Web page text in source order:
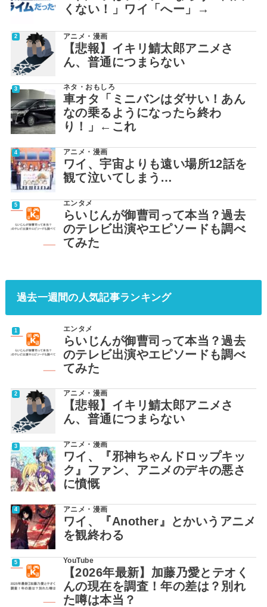
くない！」ワイ「へー」→
アニメ・漫画
【悲報】イキリ鯖太郎アニメさ
ん、普通につまらない
ネタ・おもしろ
車オタ「ミニバンはダサい！あん
なの乗るようになったら終わ
り！」←これ
アニメ・漫画
ワイ、宇宙よりも遠い場所12話を
観て泣いてしまう…
エンタメ
らいじんが御曹司って本当？過去
のテレビ出演やエピソードも調べ
てみた
過去一週間の人気記事ランキング
エンタメ
らいじんが御曹司って本当？過去
のテレビ出演やエピソードも調べ
てみた
アニメ・漫画
【悲報】イキリ鯖太郎アニメさ
ん、普通につまらない
アニメ・漫画
ワイ、『邪神ちゃんドロップキッ
ク』ファン、アニメのデキの悪さ
に憤慨
アニメ・漫画
ワイ、『Another』とかいうアニメ
を観終わる
YouTube
【2026年最新】加藤乃愛とテオく
んの現在を調査！年の差は？別れ
た噂は本当？